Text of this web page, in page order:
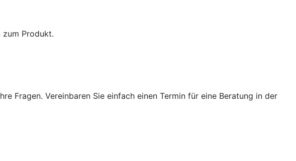
zum Produkt.
Fragen. Vereinbaren Sie einfach einen Termin für eine Beratung in der